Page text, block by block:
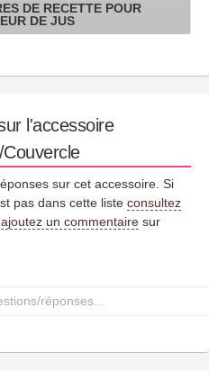
DE RECETTE POUR
DE JUS
l'accessoire
sur cet accessoire. Si
pas dans cette liste consultez
ajoutez un commentaire sur